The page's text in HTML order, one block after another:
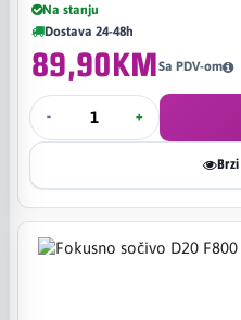
Na stanju
Dostava 24-48h
89,90KMSa PDV-om
- +
Brzi